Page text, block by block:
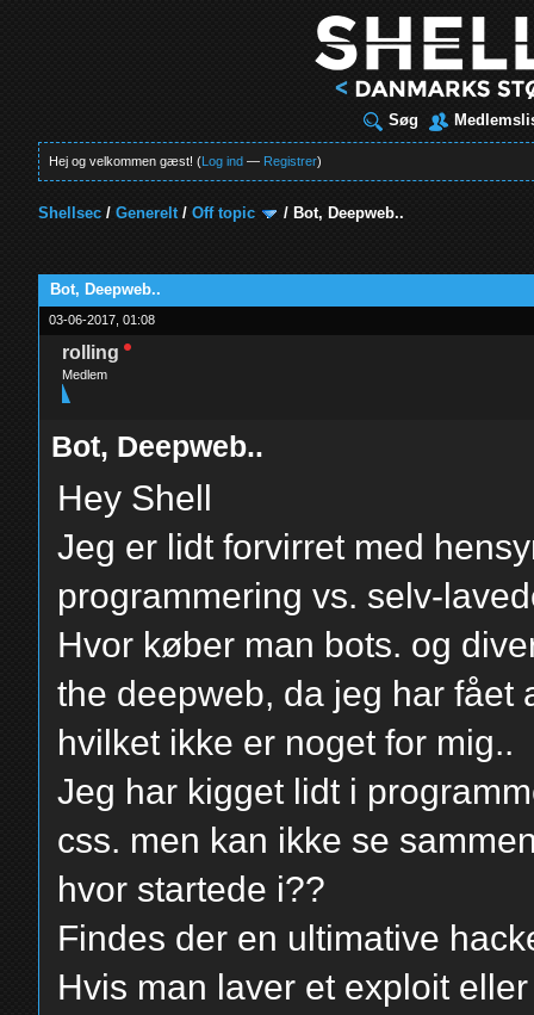
Søg
Hej og velkommen gæst! (Log ind — Registrer)
Shellsec /Generelt/Off topic / Bot, Deepweb..
Bot, Deepweb..
03-06-2017, 01:08
rolling
Medlem
Bot, Deepweb..
Hey Shell
Jeg er lidt forvirret med
programmering vs. selv-
Hvor køber man bots. og
the deepweb, da jeg har fået
hvilket ikke er noget for mig..
Jeg har kigget lidt i
css. men kan ikke se
hvor startede i??
Findes der en ultimative
Hvis man laver et exploit